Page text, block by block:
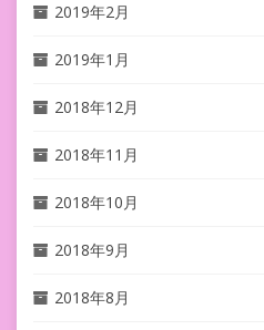
2019年2月
2019年1月
2018年12月
2018年11月
2018年10月
2018年9月
2018年8月